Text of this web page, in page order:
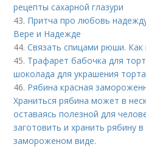
рецепты сахарной глазури
43. Притча про любовь
Вере и Надежде
44.Связать спицами рюши.
45. Трафарет бабочка для
шоколада для украшения торта
46. Рябина красная
Храниться рябина может в
оставаясь полезной для
заготовить и хранить рябину
замороженом виде.